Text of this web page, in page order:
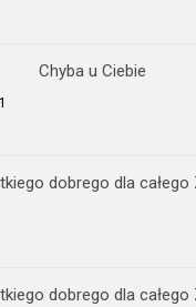
Chyba u Ciebie
dobrego dla całego
dobrego dla